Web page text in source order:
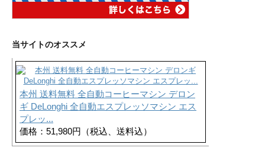
当サイトのオススメ
本州 送料無料 全自動コーヒーマシン デロン
ギ DeLonghi 全自動エスプレッソマシン エス
プレッ...
価格：51,980円（税込、送料込）